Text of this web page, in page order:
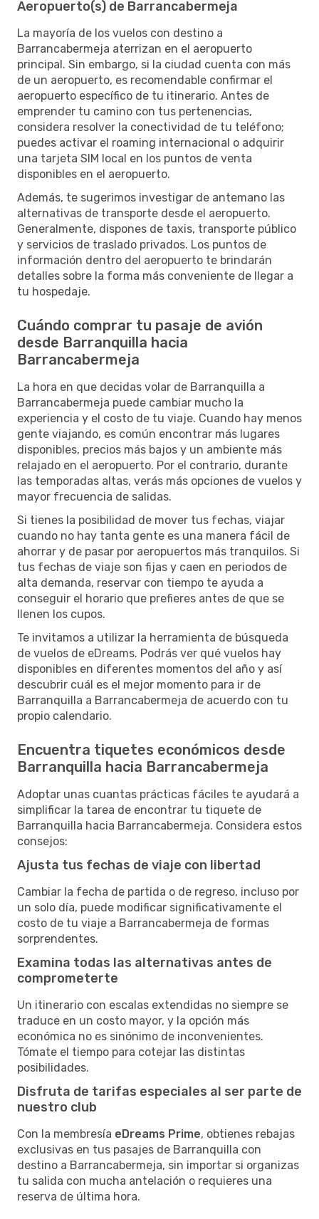
Aeropuerto(s) de Barrancabermeja
La mayoría de los vuelos con destino a
Barrancabermeja aterrizan en el aeropuerto
principal. Sin embargo, si la ciudad cuenta con más
de un aeropuerto, es recomendable confirmar el
aeropuerto específico de tu itinerario. Antes de
emprender tu camino con tus pertenencias,
considera resolver la conectividad de tu teléfono;
puedes activar el roaming internacional o adquirir
una tarjeta SIM local en los puntos de venta
disponibles en el aeropuerto.
Además, te sugerimos investigar de antemano las
alternativas de transporte desde el aeropuerto.
Generalmente, dispones de taxis, transporte público
y servicios de traslado privados. Los puntos de
información dentro del aeropuerto te brindarán
detalles sobre la forma más conveniente de llegar a
tu hospedaje.
Cuándo comprar tu pasaje de avión
desde Barranquilla hacia
Barrancabermeja
La hora en que decidas volar de Barranquilla a
Barrancabermeja puede cambiar mucho la
experiencia y el costo de tu viaje. Cuando hay menos
gente viajando, es común encontrar más lugares
disponibles, precios más bajos y un ambiente más
relajado en el aeropuerto. Por el contrario, durante
las temporadas altas, verás más opciones de vuelos y
mayor frecuencia de salidas.
Si tienes la posibilidad de mover tus fechas, viajar
cuando no hay tanta gente es una manera fácil de
ahorrar y de pasar por aeropuertos más tranquilos. Si
tus fechas de viaje son fijas y caen en periodos de
alta demanda, reservar con tiempo te ayuda a
conseguir el horario que prefieres antes de que se
llenen los cupos.
Te invitamos a utilizar la herramienta de búsqueda
de vuelos de eDreams. Podrás ver qué vuelos hay
disponibles en diferentes momentos del año y así
descubrir cuál es el mejor momento para ir de
Barranquilla a Barrancabermeja de acuerdo con tu
propio calendario.
Encuentra tiquetes económicos desde
Barranquilla hacia Barrancabermeja
Adoptar unas cuantas prácticas fáciles te ayudará a
simplificar la tarea de encontrar tu tiquete de
Barranquilla hacia Barrancabermeja. Considera estos
consejos:
Ajusta tus fechas de viaje con libertad
Cambiar la fecha de partida o de regreso, incluso por
un solo día, puede modificar significativamente el
costo de tu viaje a Barrancabermeja de formas
sorprendentes.
Examina todas las alternativas antes de
comprometerte
Un itinerario con escalas extendidas no siempre se
traduce en un costo mayor, y la opción más
económica no es sinónimo de inconvenientes.
Tómate el tiempo para cotejar las distintas
posibilidades.
Disfruta de tarifas especiales al ser parte de
nuestro club
Con la membresía eDreams Prime, obtienes rebajas
exclusivas en tus pasajes de Barranquilla con
destino a Barrancabermeja, sin importar si organizas
tu salida con mucha antelación o requieres una
reserva de última hora.